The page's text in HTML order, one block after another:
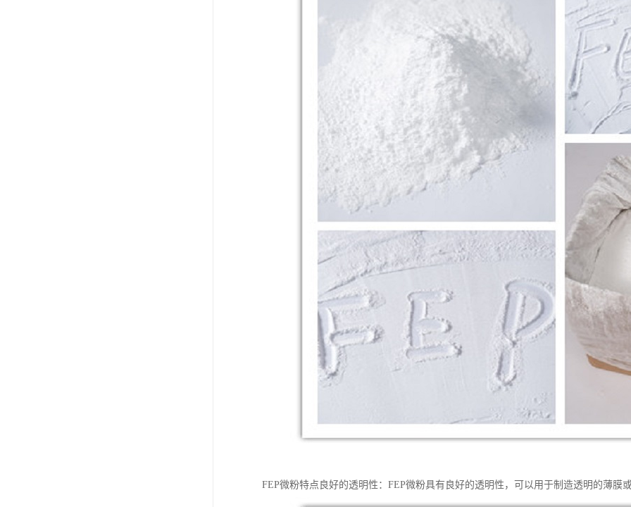
FEP微粉特点良好的透明性：FEP微粉具有良好的透明性，可以用于制造透明的薄膜